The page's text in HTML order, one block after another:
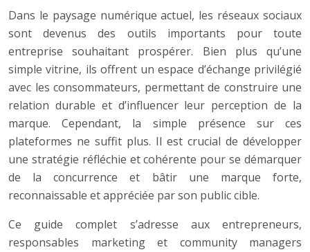
Dans le paysage numérique actuel, les réseaux sociaux
sont devenus des outils importants pour toute
entreprise souhaitant prospérer. Bien plus qu’une
simple vitrine, ils offrent un espace d’échange privilégié
avec les consommateurs, permettant de construire une
relation durable et d’influencer leur perception de la
marque. Cependant, la simple présence sur ces
plateformes ne suffit plus. Il est crucial de développer
une stratégie réfléchie et cohérente pour se démarquer
de la concurrence et bâtir une marque forte,
reconnaissable et appréciée par son public cible.
Ce guide complet s’adresse aux entrepreneurs,
responsables marketing et community managers